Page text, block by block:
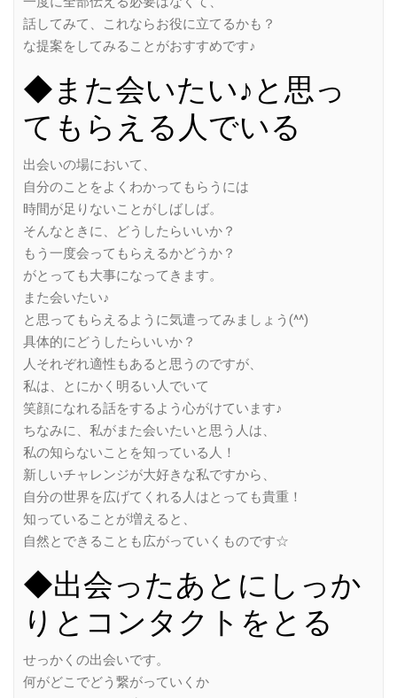
話してみて、これならお役に立てるかも？
な提案をしてみることがおすすめです♪
◆また会いたい♪と思っ
てもらえる人でいる
出会いの場において、
自分のことをよくわかってもらうには
時間が足りないことがしばしば。
そんなときに、どうしたらいいか？
もう一度会ってもらえるかどうか？
がとっても大事になってきます。
また会いたい♪
と思ってもらえるように気遣ってみましょう(^^)
具体的にどうしたらいいか？
人それぞれ適性もあると思うのですが、
私は、とにかく明るい人でいて
笑顔になれる話をするよう心がけています♪
ちなみに、私がまた会いたいと思う人は、
私の知らないことを知っている人！
新しいチャレンジが大好きな私ですから、
自分の世界を広げてくれる人はとっても貴重！
知っていることが増えると、
自然とできることも広がっていくものです☆
◆出会ったあとにしっか
りとコンタクトをとる
せっかくの出会いです。
何がどこでどう繋がっていくか